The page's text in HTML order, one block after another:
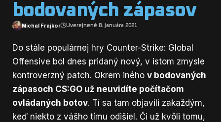
bodovaných zápasov
Michal Frajkor Uverejnené 8. januára 2021
Do stále populárnej hry Counter-Strike: Global
Offensive bol dnes pridaný nový, v istom zmysle
kontroverzný patch. Okrem iného v bodovaných
zápasoch CS:GO už neuvidíte počítačom
ovládaných botov. Tí sa tam objavili zakaždým,
keď niekto z vášho tímu odišiel. Či už kvôli tomu,